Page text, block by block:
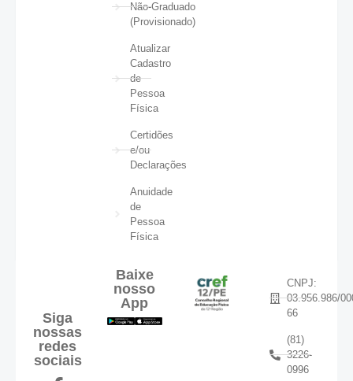
Não-Graduado
(Provisionado)
Atualizar
Cadastro
de
Pessoa
Física
Certidões
e/ou
Declarações
Anuidade
de
Pessoa
Física
Siga
nossas
redes
sociais
Baixe
nosso
App
CNPJ:
03.956.986/
66
(81)
3226-
0996